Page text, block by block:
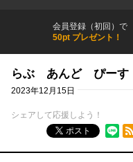
会員登録（初回）で
50pt プレゼント！
らぶ あんど ぴーす
2023年12月15日
シェアして応援しよう！
ポスト
RSSフ